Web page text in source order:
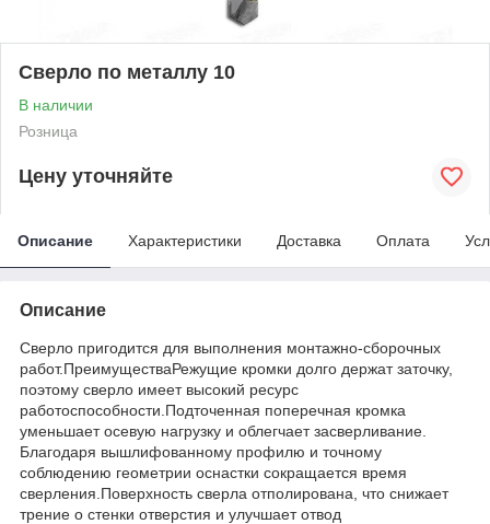
Сверло по металлу 10
В наличии
Розница
Цену уточняйте
Описание Характеристики Доставка Оплата
Описание
Сверло пригодится для выполнения монтажно-сборочных
работ.ПреимуществаРежущие кромки долго держат заточку,
поэтому сверло имеет высокий ресурс
работоспособности.Подточенная поперечная кромка
уменьшает осевую нагрузку и облегчает засверливание.
Благодаря вышлифованному профилю и точному
соблюдению геометрии оснастки сокращается время
сверления.Поверхность сверла отполирована, что снижает
трение о стенки отверстия и улучшает отвод